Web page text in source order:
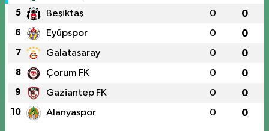
5 Beşiktaş 0 0
6 Eyüpspor 0 0
7 Galatasaray 0 0
8 Çorum FK 0 0
9 Gaziantep FK 0 0
10 Alanyaspor 0 0